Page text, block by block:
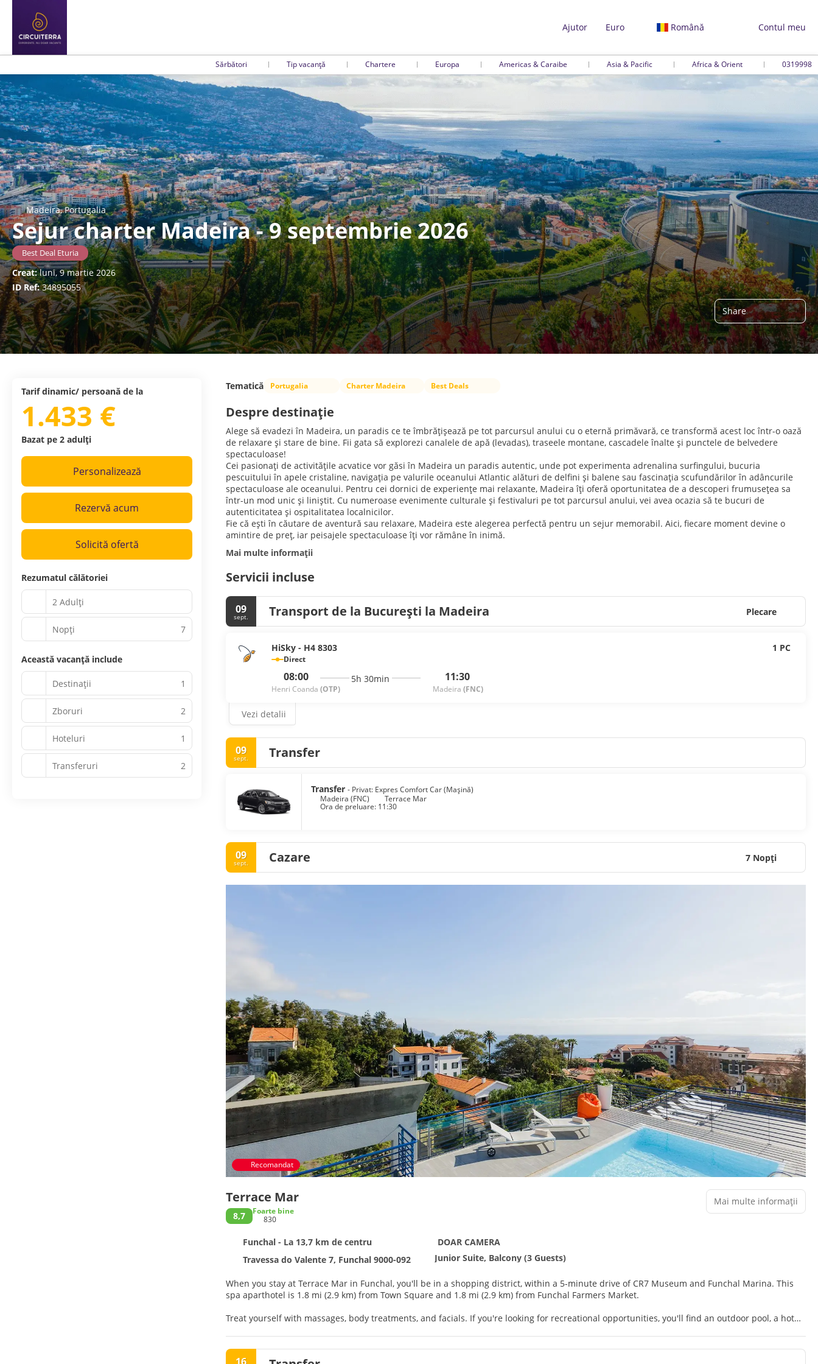
Ajutor Euro Română Contul meu
Sărbători Tip vacanță Chartere Europa Americas & Caraibe Asia & Pacific Africa & Orient 0319998
Madeira, Portugalia
Sejur charter Madeira - 9 septembrie 2026
Best Deal Eturia
Creat:luni, 9 martie 2026
ID Ref:34895055
Share
Tematică Portugalia Charter Madeira Best Deals
Despre destinație
Alege să evadezi în Madeira, un paradis ce te îmbrățișează pe tot parcursul anului cu o eternă primăvară, ce transformă acest loc într-o oază
de relaxare și stare de bine. Fii gata să explorezi canalele de apă (levadas), traseele montane, cascadele înalte și punctele de belvedere
spectaculoase!
Cei pasionați de activitățile acvatice vor găsi în Madeira un paradis autentic, unde pot experimenta adrenalina surfingului, bucuria
pescuitului în apele cristaline, navigația pe valurile oceanului Atlantic alături de delfini și balene sau fascinația scufundărilor în adâncurile
spectaculoase ale oceanului. Pentru cei dornici de experiențe mai relaxante, Madeira îți oferă oportunitatea de a descoperi frumusețea sa
într-un mod unic și liniștit. Cu numeroase evenimente culturale și festivaluri pe tot parcursul anului, vei avea ocazia să te bucuri de
autenticitatea și ospitalitatea localnicilor.
Fie că ești în căutare de aventură sau relaxare, Madeira este alegerea perfectă pentru un sejur memorabil. Aici, fiecare moment devine o
amintire de preț, iar peisajele spectaculoase îți vor rămâne în inimă.
Mai multe informații
Servicii incluse
09
sept. Transport de la București la Madeira Plecare
HiSky - H4 8303
Direct
08:00
Henri Coanda (OTP)
5h 30min 11:30
Madeira (FNC)
1 PC
Vezi detalii
09
sept. Transfer
Transfer - Privat: Expres Comfort Car (Mașină)
Madeira (FNC)
Terrace Mar
Ora de preluare: 11:30
09
sept. Cazare 7 Nopţi
Recomandat
Terrace Mar
8,7
Foarte bine
830
Funchal - La 13,7 km de centru
DOAR CAMERA
Travessa do Valente 7, Funchal 9000-092
Junior Suite, Balcony (3 Guests)
When you stay at Terrace Mar in Funchal, you'll be in a shopping district, within a 5-minute drive of CR7 Museum and Funchal Marina. This
spa aparthotel is 1.8 mi (2.9 km) from Town Square and 1.8 mi (2.9 km) from Funchal Farmers Market.
Treat yourself with massages, body treatments, and facials. If you're looking for recreational opportunities, you'll find an outdoor pool, a hot
Mai multe informații
16
Tarif dinamic/ persoană de la
1.433 €
Bazat pe 2 adulți
Personalizează
Rezervă acum
Solicită ofertă
Rezumatul călătoriei
2 Adulți
Nopţi 7
Această vacanță include
Destinații 1
Zboruri 2
Hoteluri 1
Transferuri 2